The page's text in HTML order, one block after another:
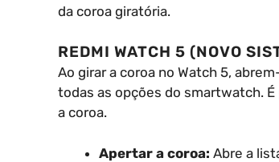
da coroa giratória.
REDMI WATCH 5 (NOVO
Ao girar a coroa no Watch 5,
todas as opções do smartwatch.
a coroa.
Apertar a coroa: Abre a